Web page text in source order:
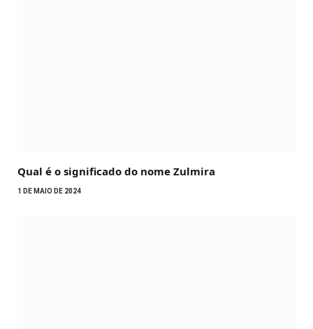
Qual é o significado do nome Zulmira
1 DE MAIO DE 2024